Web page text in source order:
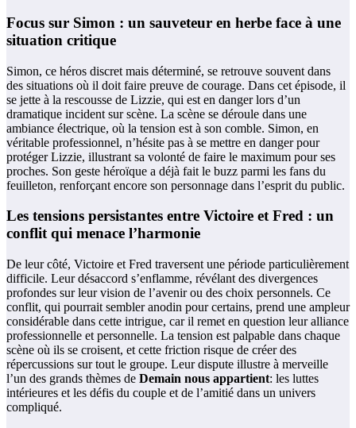
Focus sur Simon : un sauveteur en herbe face à une
situation critique
Simon, ce héros discret mais déterminé, se retrouve souvent dans
des situations où il doit faire preuve de courage. Dans cet épisode, il
se jette à la rescousse de Lizzie, qui est en danger lors d’un
dramatique incident sur scène. La scène se déroule dans une
ambiance électrique, où la tension est à son comble. Simon, en
véritable professionnel, n’hésite pas à se mettre en danger pour
protéger Lizzie, illustrant sa volonté de faire le maximum pour ses
proches. Son geste héroïque a déjà fait le buzz parmi les fans du
feuilleton, renforçant encore son personnage dans l’esprit du public.
Les tensions persistantes entre Victoire et Fred : un
conflit qui menace l’harmonie
De leur côté, Victoire et Fred traversent une période particulièrement
difficile. Leur désaccord s’enflamme, révélant des divergences
profondes sur leur vision de l’avenir ou des choix personnels. Ce
conflit, qui pourrait sembler anodin pour certains, prend une ampleur
considérable dans cette intrigue, car il remet en question leur alliance
professionnelle et personnelle. La tension est palpable dans chaque
scène où ils se croisent, et cette friction risque de créer des
répercussions sur tout le groupe. Leur dispute illustre à merveille
l’un des grands thèmes de Demain nous appartient: les luttes
intérieures et les défis du couple et de l’amitié dans un univers
compliqué.